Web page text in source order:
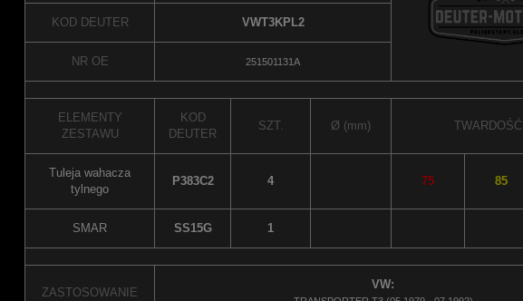
KOD DEUTER VWT3KPL2
NR OE 251501131A
ELEMENTY
ZESTAWU
KOD
DEUTER
SZT. Ø (mm) TWARDOŚĆ
Tuleja wahacza
tylnego
P383C2 4 75 85
SMAR SS15G 1
ZASTOSOWANIE
VW: